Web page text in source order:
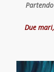
P
Due